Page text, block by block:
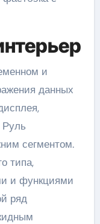
и
данных
сегментом.
типа,
и функциями
ряд